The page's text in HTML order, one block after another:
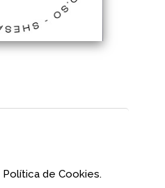
Política de Cookies.